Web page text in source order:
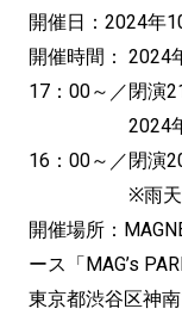
開催日：2024年
開催時間： 2024
17：00～／閉演
2024年10月
16：00～／閉演
※雨天決行
開催場所：
ース「MAG’s
東京都渋谷区神南